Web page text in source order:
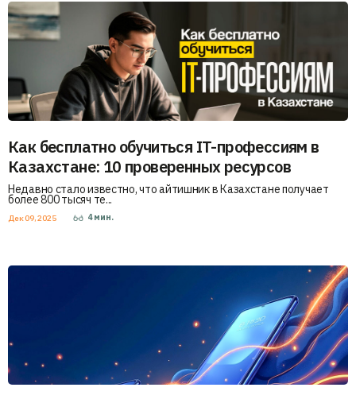
Как бесплатно обучиться IT-профессиям в
Казахстане: 10 проверенных ресурсов
Недавно стало известно, что айтишник в Казахстане получает
более 800 тысяч те...
Дек 09, 2025 4мин.